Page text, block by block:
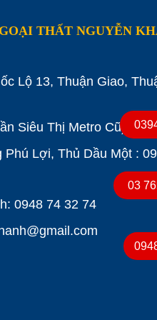
THẤT NGUYỄN
Lộ 13, Thuận Giao,
Siêu Thị Metro Cũ)
Lợi, Thủ Dầu Một :
0948 74 32 74
03